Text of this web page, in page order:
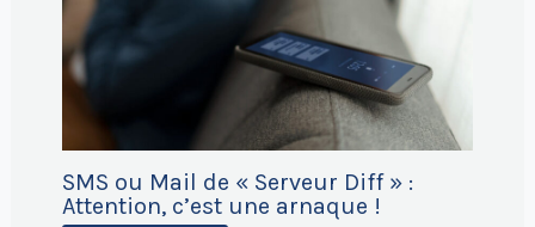
SMS ou Mail de « Serveur Diff » :
Attention, c’est une arnaque !